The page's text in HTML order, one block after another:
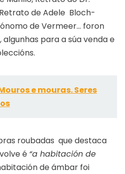
de Adele Bloch-
de Vermeer… foron
para a súa venda e
e mouras. Seres
roubadas que destaca
é “a habitación de
de ámbar foi